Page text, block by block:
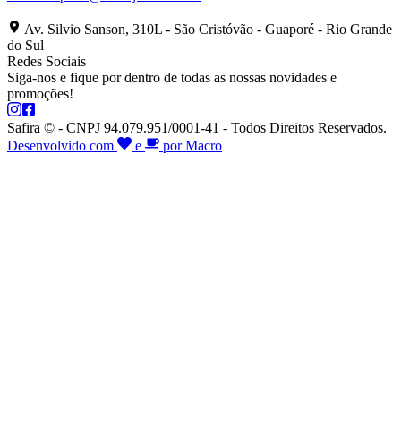
Av. Silvio Sanson, 310L - São Cristóvão - Guaporé - Rio Grande
do Sul
Redes Sociais
Siga-nos e fique por dentro de todas as nossas novidades e
promoções!
Safira © - CNPJ 94.079.951/0001-41 - Todos Direitos Reservados.
Desenvolvido com
e por Macro